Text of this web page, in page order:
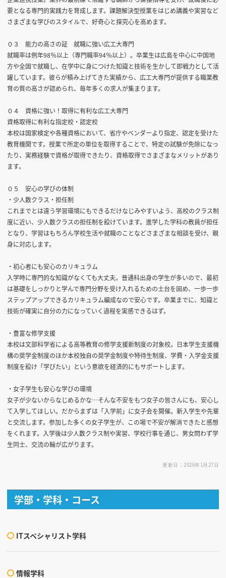
要となる専門的実践力を育成します。課題解決型授業をはじめ講義や実習など
さまざまな学びのスタイルで、好奇心と探究心を高めます。
０３ 能力の高さの証 就職に強い広工大専門
就職率は例年98％以上（専門職率94％以上）。卒業生は広島を中心に中国地
方や全国で就職し、在学中に身につけた知識と技術を生かして即戦力として活
躍しています。彼らが積み上げてきた実績から、広工大専門が提供する職業教
育の質の高さが認められ、毎年多くの求人が集まります。
０４ 資格に強い！取得に有利な広工大専門
資格取得に有利な指定校・認定校
本校は国家検定や各種資格において、省庁やベンダーより指定、認定を受けた
教育機関です。授業で所定の単位を取得することで、特定の試験が免除になっ
たり、実務経験で資格が取得できたり、資格取得でさまざまなメリットがあり
ます。
０５ 安心の学びの体制
・少人数クラス・担任制
これまでとは違う学習環境にもできるだけなじみやすいよう、高校のクラス制
度に近い、少人数クラスの担任制を設けています。進学した学科の教員が担任
となり、学習はもちろん学校生活や就職のことなどさまざまな相談を受け、親
身に対応します。
・初心者にも安心のカリキュラム
入学時に専門的な知識がなくても大丈夫。普通科出身の学生が多いので、最初
は基礎をしっかりと学んで専門分野を受け入れるための土台を固め、一歩一歩
ステップアップできるカリキュラム編成なので安心です。卒業までに、知識と
技術が確実に自分の力になっていく過程を実感できるはず。
・豊富な修学支援
本校は文部科学省による高等教育の修学支援新制度の対象校。日本学生支援機
構の奨学金制度のほか本校独自の奨学金制度や特待生制度、学費・入学金支援
制度を設け「学びたい」という意欲を経済的にもサポートします。
・女子学生も安心な学びの環境
女子が少ないからなじめるかな…そんな不安をもつ女子の皆さんにも、安心し
て入学してほしい。だからまずは「入学前」に女子会を開催。新入学生や先輩
と交流します。参加した多くの女子学生が、この場で不安が解消できたと感想
をくれます。入学後は少人数クラス制や実習、学校行事を通じ、男女問わず学
生同士、交流の輪が広がります。
更新日：2026年1月27日
学部・学科・コース
ITスペシャリスト学科
情報学科